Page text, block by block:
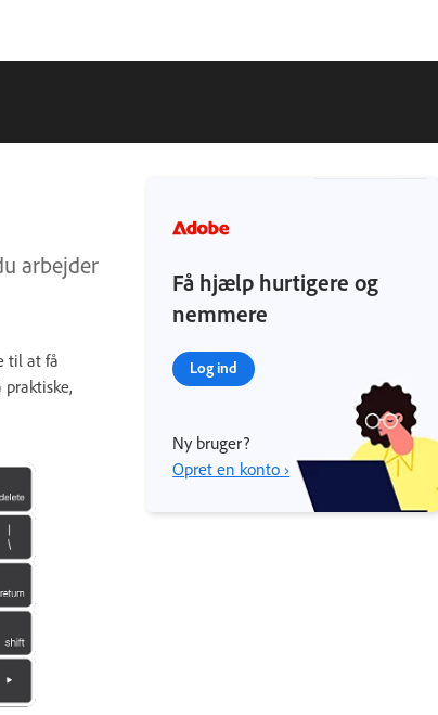
arbejder
til at få
Få hjælp hurtigere og
nemmere
Log ind
Ny bruger?
Opret en konto ›